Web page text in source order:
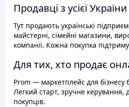
Продавці з усієї України
Тут продають українські
майстерні, сімейні магазини,
компанії. Кожна покупка
Для тих, хто продає
Prom — маркетплейс для бізнесу
Легкий старт, зручне керування,
покупців.